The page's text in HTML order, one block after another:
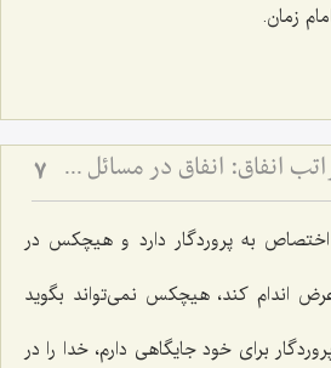
زمان.
مهم‏ترین مرتبه از مراتب انفاق: انفاق در مسائل شخصیتى و از خود گذشتن‏ 7
به پروردگار دارد و هیچكس در
اندام كند، هیچكس نمی‌تواند بگوید
برای خود جایگاهی دارم، خدا را در